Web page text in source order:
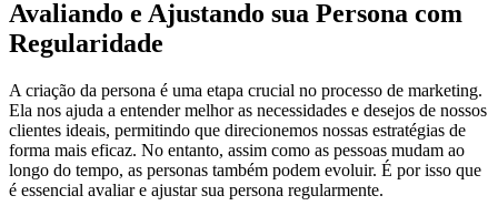
Avaliando e Ajustando sua Persona com
Regularidade
A criação da persona é uma etapa crucial no processo de marketing.
Ela nos ajuda a entender melhor as necessidades e desejos de nossos
clientes ideais, permitindo que direcionemos nossas estratégias de
forma mais eficaz. No entanto, assim como as pessoas mudam ao
longo do tempo, as personas também podem evoluir. É por isso que
é essencial avaliar e ajustar sua persona regularmente.